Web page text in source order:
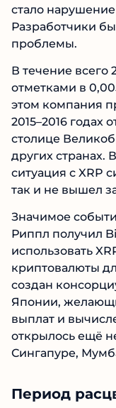
стало
Разработчики
проблемы.
В течение всего
отметками в
этом компания
2015–2016 годах
столице
других странах.
ситуация с XRP
так и не вышел
Значимое
Риппл получил
использовать
криптовалюты
создан
Японии,
выплат и
открылось ещё
Сингапуре,
Период